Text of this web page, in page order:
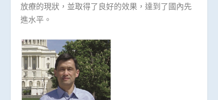
放療的現狀，並取得了良好的效果，達到了國內先
進水平。